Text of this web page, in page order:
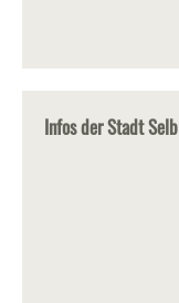
Infos der Stadt Selb